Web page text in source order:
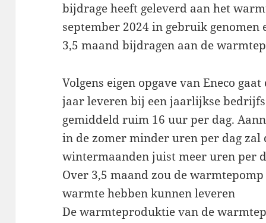
bijdrage heeft geleverd aan het
september 2024 in gebruik
3,5 maand bijdragen aan de
Volgens eigen opgave van Eneco
jaar leveren bij een jaarlijkse
gemiddeld ruim 16 uur per dag.
in de zomer minder uren per dag zal
wintermaanden juist meer uren per
Over 3,5 maand zou de
warmte hebben kunnen leveren
De warmteproduktie van de